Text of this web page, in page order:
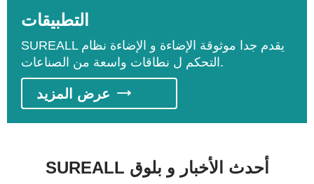
تقسيمها إلى المنبع استغلال عملية ، الأوسط تيار
النقل عملية ، والمصب عملية التكرير.
التطبيقات
SUREALL يقدم جدا موثوقة الإضاءة و الإضاءة نظام
التحكم ل نطاقات واسعة من الصناعات.
عرض المزيد 
SUREALL أحدث الأخبار و بلوق